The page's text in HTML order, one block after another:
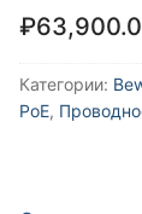
₽
Категории:
PoE,